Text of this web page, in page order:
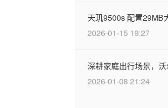
天玑9500s 配置29MB
2026-01-15 19:27
深耕家庭出行场景，
2026-01-08 21:24